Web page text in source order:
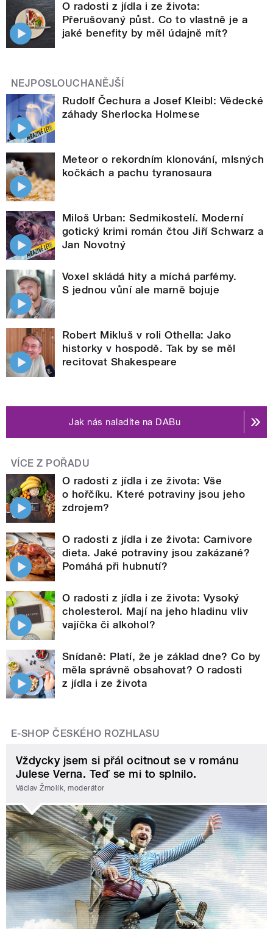
O radosti z jídla i ze života:
Přerušovaný půst. Co to vlastně je a
jaké benefity by měl údajně mít?
NEJPOSLOUCHANĚJŠÍ
Rudolf Čechura a Josef Kleibl: Vědecké
záhady Sherlocka Holmese
Meteor o rekordním klonování, mlsných
kočkách a pachu tyranosaura
Miloš Urban: Sedmikostelí. Moderní
gotický krimi román čtou Jiří Schwarz a
Jan Novotný
Voxel skládá hity a míchá parfémy.
S jednou vůní ale marně bojuje
Robert Mikluš v roli Othella: Jako
historky v hospodě. Tak by se měl
recitovat Shakespeare
Jak nás naladíte na DABu
VÍCE Z POŘADU
O radosti z jídla i ze života: Vše
o hořčíku. Které potraviny jsou jeho
zdrojem?
O radosti z jídla i ze života: Carnivore
dieta. Jaké potraviny jsou zakázané?
Pomáhá při hubnutí?
O radosti z jídla i ze života: Vysoký
cholesterol. Mají na jeho hladinu vliv
vajíčka či alkohol?
Snídaně: Platí, že je základ dne? Co by
měla správně obsahovat? O radosti
z jídla i ze života
E-SHOP ČESKÉHO ROZHLASU
Vždycky jsem si přál ocitnout se v románu
Julese Verna. Teď se mi to splnilo.
Václav Žmolík, moderátor